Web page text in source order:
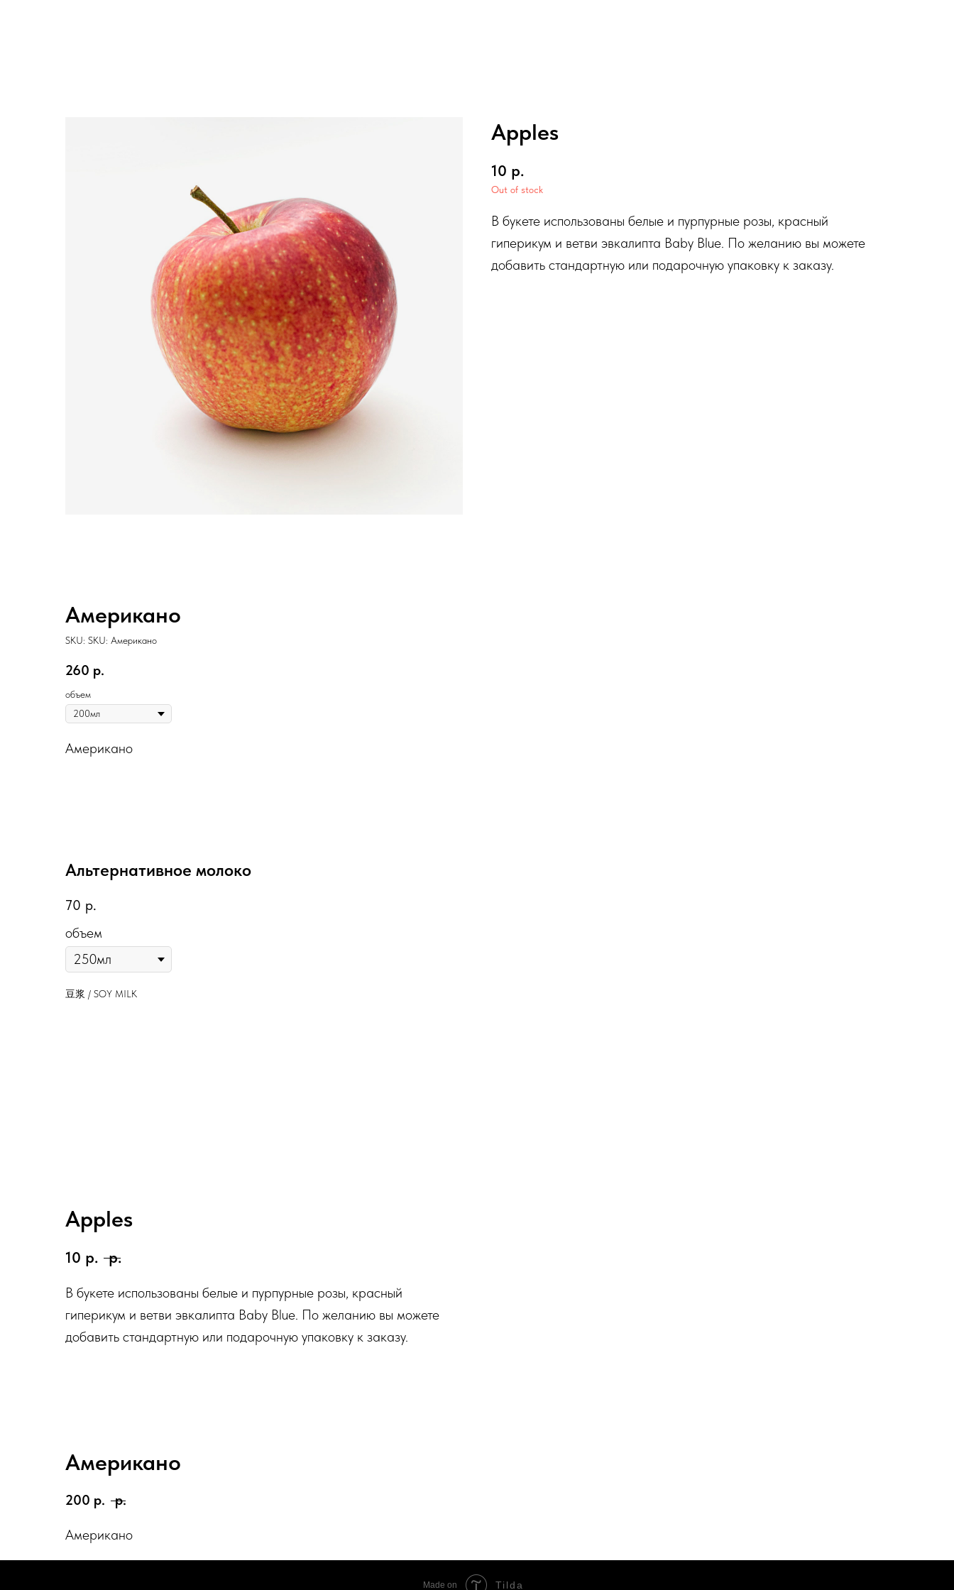
Apples
10 р.
Out of stock
В букете использованы белые и пурпурные розы, красный
гиперикум и ветви эвкалипта Baby Blue. По желанию вы можете
добавить стандартную или подарочную упаковку к заказу.
Американо
SKU: SKU: Американо
260 р.
объем
Американо
Альтернативное молоко
70 р.
объем
豆浆 / SOY MILK
Apples
10 р. р.
В букете использованы белые и пурпурные розы, красный
гиперикум и ветви эвкалипта Baby Blue. По желанию вы можете
добавить стандартную или подарочную упаковку к заказу.
Американо
200 р. р.
Американо
Made on Tilda